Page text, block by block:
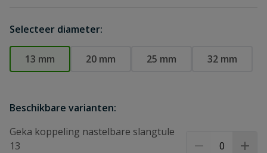
Selecteer diameter:
13 mm 20 mm 25 mm 32 mm
Beschikbare varianten:
Geka koppeling nastelbare slangtule
13